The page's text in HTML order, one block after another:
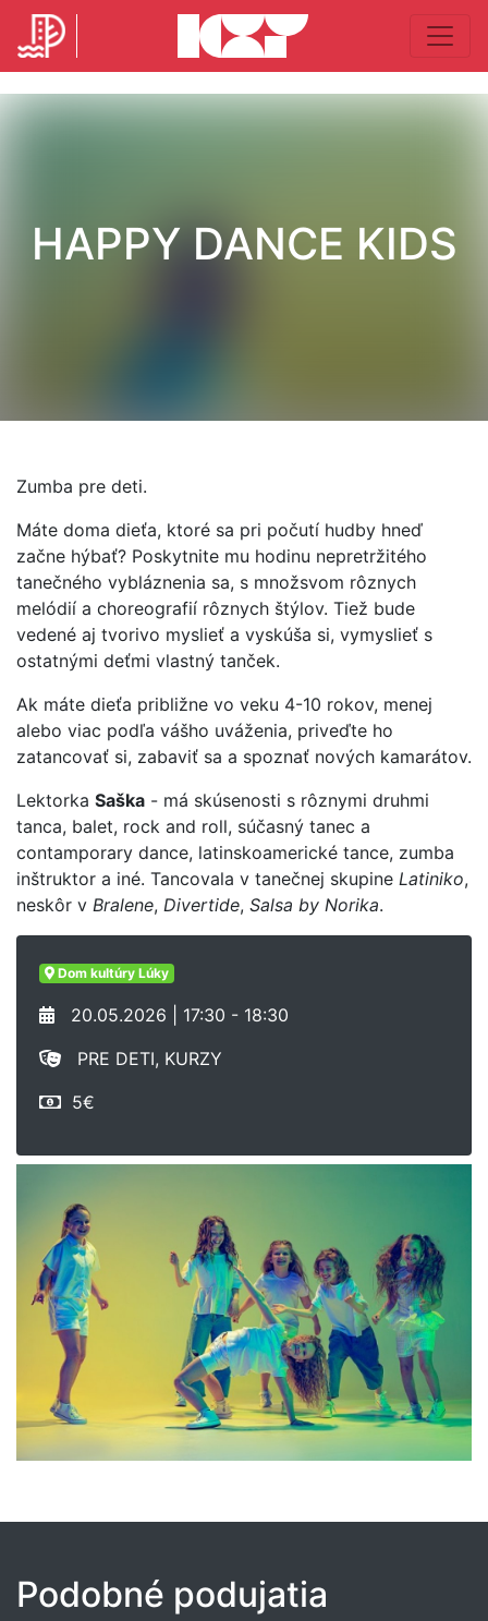
HAPPY DANCE KIDS
Zumba pre deti.
Máte doma dieťa, ktoré sa pri počutí hudby hneď
začne hýbať? Poskytnite mu hodinu nepretržitého
tanečného vybláznenia sa, s množsvom rôznych
melódií a choreografií rôznych štýlov. Tiež bude
vedené aj tvorivo myslieť a vyskúša si, vymyslieť s
ostatnými deťmi vlastný tanček.
Ak máte dieťa približne vo veku 4-10 rokov, menej
alebo viac podľa vášho uváženia, priveďte ho
zatancovať si, zabaviť sa a spoznať nových kamarátov.
Lektorka Saška - má skúsenosti s rôznymi druhmi
tanca, balet, rock and roll, súčasný tanec a
contamporary dance, latinskoamerické tance, zumba
inštruktor a iné. Tancovala v tanečnej skupine Latiniko,
neskôr v Bralene, Divertide, Salsa by Norika.
Dom kultúry Lúky
20.05.2026 | 17:30 - 18:30
PRE DETI, KURZY
5€
Podobné podujatia